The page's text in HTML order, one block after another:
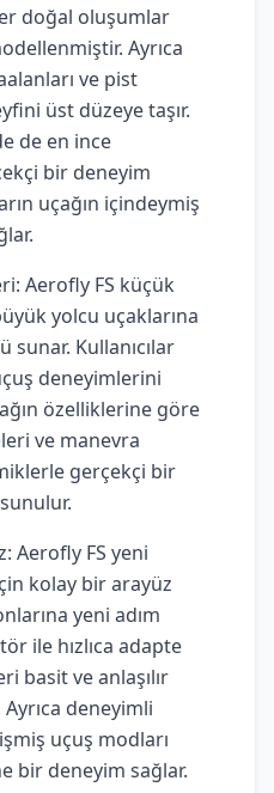
doğal oluşumlar
Ayrıca
ve pist
üst düzeye taşır.
de en ince
bir deneyim
uçağın içindeymiş
Aerofly FS küçük
yolcu uçaklarına
Kullanıcılar
deneyimlerini
özelliklerine göre
ve manevra
gerçekçi bir
Aerofly FS yeni
kolay bir arayüz
yeni adım
ile hızlıca adapte
basit ve anlaşılır
deneyimli
uçuş modları
bir deneyim sağlar.